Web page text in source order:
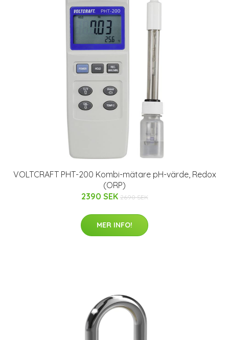
VOLTCRAFT PHT-200 Kombi-mätare pH-värde, Redox
(ORP)
2390 SEK 2690 SEK
MER INFO!